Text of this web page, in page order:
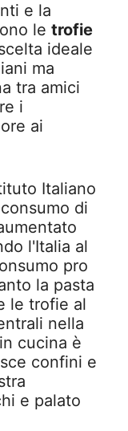
e la
le trofie
ideale
ma
tra amici
i
ai
Italiano
di
l'Italia al
pro
la pasta
le trofie al
nella
cucina è
confini e
e palato